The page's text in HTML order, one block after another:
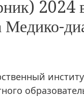
2024
Медико-